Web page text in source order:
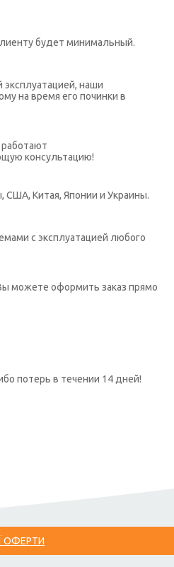
будет минимальный.
наши
на время его починки в
работают
консультацию!
США, Китая, Японии и Украины.
с эксплуатацией любого
можете оформить заказ прямо
потерь в течении 14 дней!
ОФЕРТИ